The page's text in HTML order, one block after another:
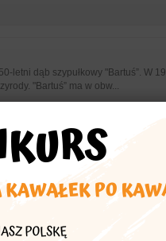
letni dąb szypułkowy "Bartuś”. W
"Bartuś” ma w obw...
ulicy Warszawskiej 24. Jest on
odsłonięty we wrześniu 1950